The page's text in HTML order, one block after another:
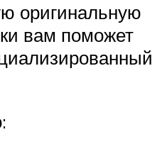
оригинальную
вам поможет